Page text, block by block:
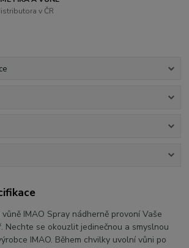
v ČR
IMAO Spray nádherně provoní Vaše
Nechte se okouzlit jedinečnou a smyslnou
IMAO. Během chvilky uvolní vůni po